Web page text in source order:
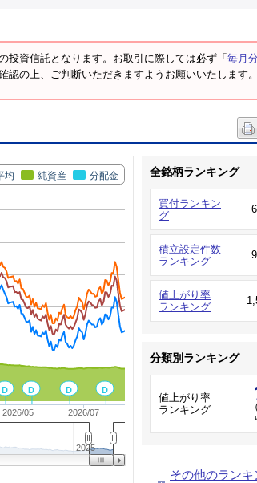
投資信託となります。お取引に際しては必ず「 毎月
認の上、ご判断いただきますようお願いいたします
D
D
D
D
均 純資産 分配金
2026/05 2026/07
2025
全銘柄ランキング
買付ランキン
グ
積立設定件数
ランキング
値上がり率
ランキング
分類別ランキング
値上がり率
ランキング
その他のランキ